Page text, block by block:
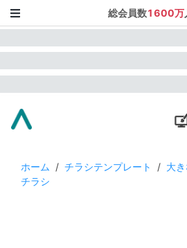
総会員数1600万
ホーム / チラシテンプレート / 大
チラシ